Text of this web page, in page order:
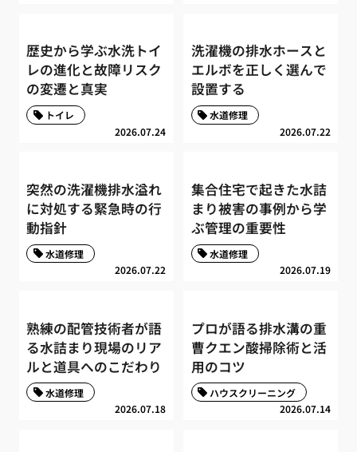
歴史から学ぶ水洗トイ
レの進化と故障リスク
の変遷と真実
2026.07.24
トイレ
洗濯機の排水ホースと
エルボを正しく選んで
設置する
2026.07.22
水道修理
突然の洗濯機排水溢れ
に対処する緊急時の行
動指針
2026.07.22
水道修理
集合住宅で起きた水詰
まり被害の事例から学
ぶ管理の重要性
2026.07.19
水道修理
熟練の配管技術者が語
る水詰まり現場のリア
ルと道具へのこだわり
2026.07.18
水道修理
プロが語る排水溝の重
曹クエン酸掃除術と活
用のコツ
2026.07.14
ハウスクリーニング